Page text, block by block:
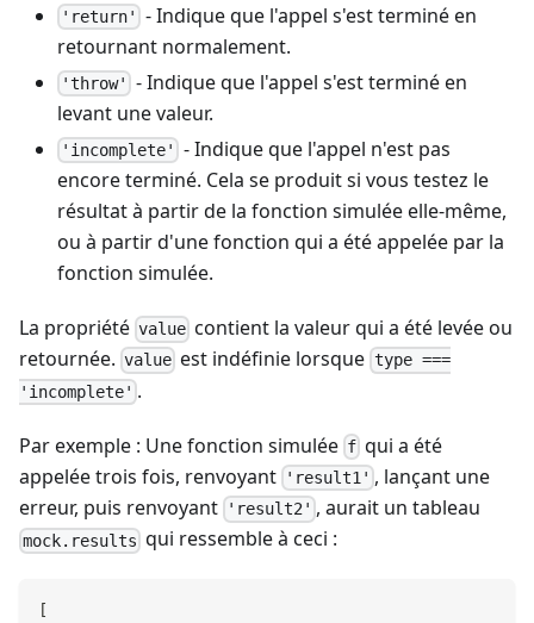
'return'
- Indique que l'appel s'est terminé en
retournant normalement.
'throw'
- Indique que l'appel s'est terminé en
levant une valeur.
'incomplete'
- Indique que l'appel n'est pas
encore terminé. Cela se produit si vous testez le
résultat à partir de la fonction simulée elle-même,
ou à partir d'une fonction qui a été appelée par la
fonction simulée.
La propriété value contient la valeur qui a été levée ou
retournée. value est indéfinie lorsque type ===
'incomplete' .
Par exemple : Une fonction simulée f qui a été
appelée trois fois, renvoyant
'result1' , lançant une
erreur, puis renvoyant
'result2' , aurait un tableau
mock.results qui ressemble à ceci :
[